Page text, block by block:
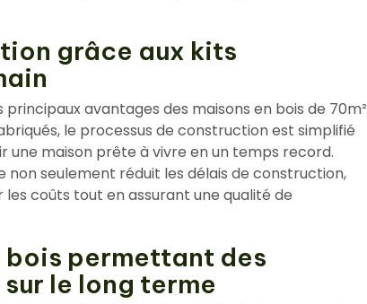
grâce aux kits
avantages des maisons en bois de 70m²
le processus de construction est simplifié
maison prête à vivre en un temps record.
seulement réduit les délais de construction,
coûts tout en assurant une qualité de
permettant des
le long terme